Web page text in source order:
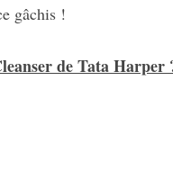
gâchis !
de Tata Harper